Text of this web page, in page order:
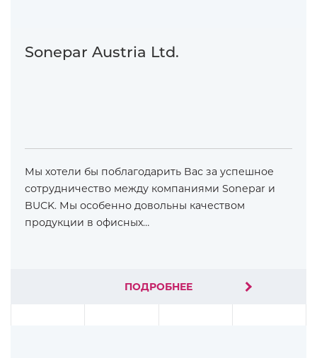
Sonepar Austria Ltd.
Мы хотели бы поблагодарить Вас за успешное
сотрудничество между компаниями Sonepar и
BUCK. Мы особенно довольны качеством
продукции в офисных…
ПОДРОБНЕЕ